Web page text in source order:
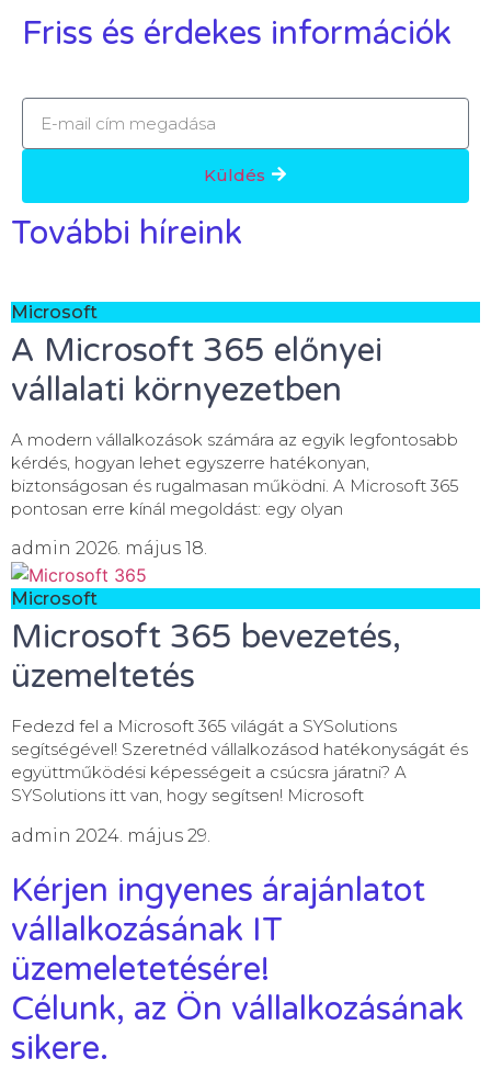
Friss és érdekes információk
Küldés
További híreink
Microsoft
A Microsoft 365 előnyei
vállalati környezetben
A modern vállalkozások számára az egyik legfontosabb
kérdés, hogyan lehet egyszerre hatékonyan,
biztonságosan és rugalmasan működni. A Microsoft 365
pontosan erre kínál megoldást: egy olyan
admin 2026. május 18.
Microsoft
Microsoft 365 bevezetés,
üzemeltetés
Fedezd fel a Microsoft 365 világát a SYSolutions
segítségével! Szeretnéd vállalkozásod hatékonyságát és
együttműködési képességeit a csúcsra járatni? A
SYSolutions itt van, hogy segítsen! Microsoft
admin 2024. május 29.
Kérjen ingyenes árajánlatot
vállalkozásának IT
üzemeletetésére!
Célunk, az Ön vállalkozásának
sikere.